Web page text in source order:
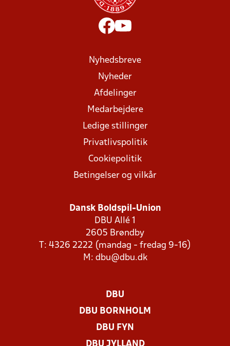
Nyhedsbreve
Nyheder
Afdelinger
Medarbejdere
Ledige stillinger
Privatlivspolitik
Cookiepolitik
Betingelser og vilkår
Dansk Boldspil-Union
DBU Allé 1
2605 Brøndby
T: 4326 2222 (mandag - fredag 9-16)
M: dbu@dbu.dk
DBU
DBU BORNHOLM
DBU FYN